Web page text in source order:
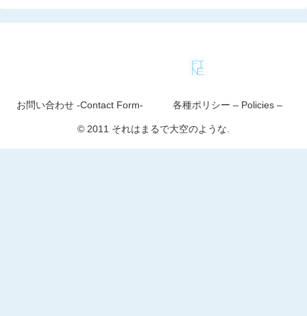
お問い合わせ -Contact Form- 各種ポリシー – Policies –
© 2011 それはまるで大空のような.